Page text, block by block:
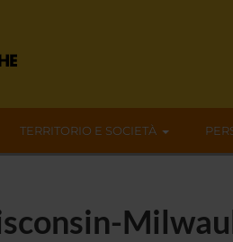
TERRITORIO E SOCIETÀ